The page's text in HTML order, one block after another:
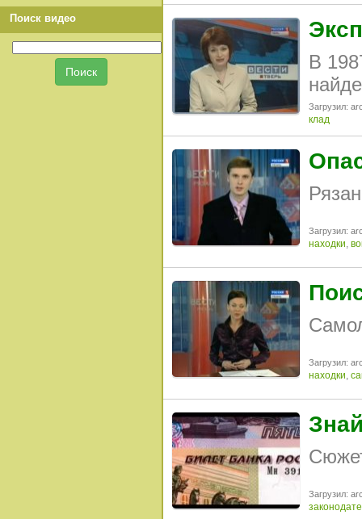
Поиск видео
В
Загрузил:
клад
Загрузил:
находки,
Загрузил:
находки,
Загрузил: